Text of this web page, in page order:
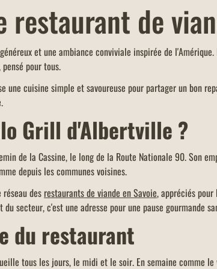
restaurant de
et une ambiance conviviale inspirée de
pour tous.
une cuisine simple et savoureuse pour partager un bon
Grill d'Albertville ?
de la Cassine, le long de la Route Nationale 90. Son
depuis les communes voisines.
des restaurants de viande en Savoie, appréciés
secteur, c'est une adresse pour une pause gourmande
du restaurant
tous les jours, le midi et le soir. En semaine comme